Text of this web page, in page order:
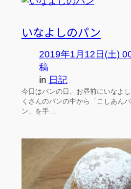
いなよしのパン
2019年1月12日(土)
稿
in 日記
今日はパンの日、お昼前にいなよ
くさんのパンの中から「こしあん
ン」を手…